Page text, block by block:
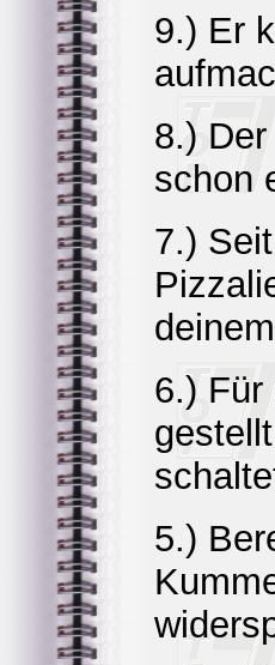
9.) Er
8.)
schon
7.)
6.) Für
5.)